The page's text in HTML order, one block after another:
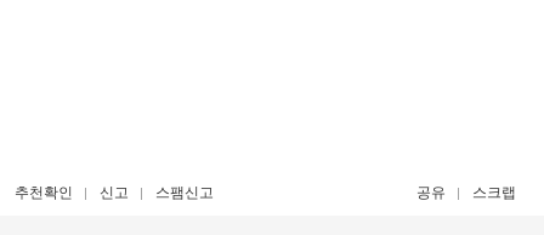
추천확인 신고 스팸신고 공유 스크랩